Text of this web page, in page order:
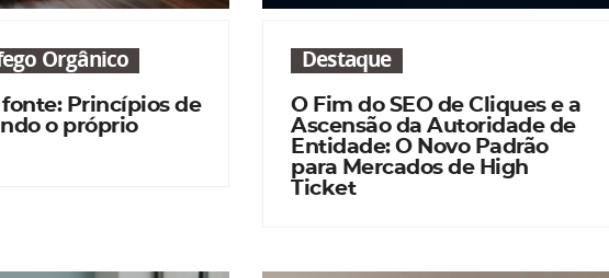
Orgânico
Princípios de
o próprio
Destaque
O Fim do SEO de Cliques e a
Ascensão da Autoridade de
Entidade: O Novo Padrão
para Mercados de High
Ticket